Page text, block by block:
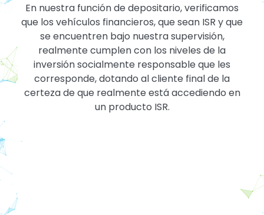
En nuestra función de depositario, verificamos
que los vehículos financieros, que sean ISR y que
se encuentren bajo nuestra supervisión,
realmente cumplen con los niveles de la
inversión socialmente responsable que les
corresponde, dotando al cliente final de la
certeza de que realmente está accediendo en
un producto ISR.